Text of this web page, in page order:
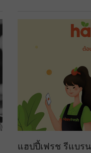
แฮปปี้เฟรช รีแบร